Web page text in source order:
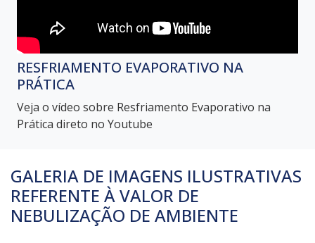
RESFRIAMENTO EVAPORATIVO NA
PRÁTICA
Veja o vídeo sobre Resfriamento Evaporativo na
Prática direto no Youtube
GALERIA DE IMAGENS ILUSTRATIVAS
REFERENTE À VALOR DE
NEBULIZAÇÃO DE AMBIENTE